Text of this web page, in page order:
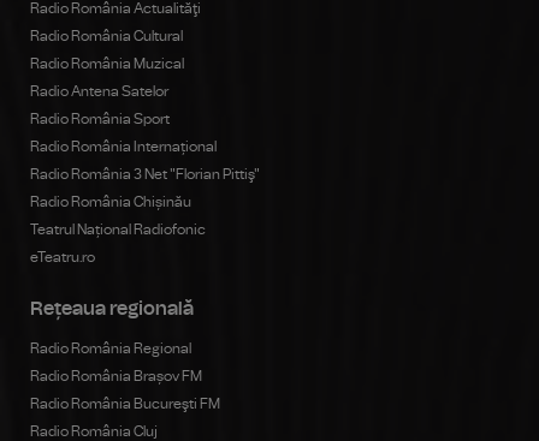
Radio România Actualităţi
Radio România Cultural
Radio România Muzical
Radio Antena Satelor
Radio România Sport
Radio România Internațional
Radio România 3 Net "Florian Pittiş"
Radio România Chișinău
Teatrul Național Radiofonic
eTeatru.ro
Rețeaua regională
Radio România Regional
Radio România Brașov FM
Radio România Bucureşti FM
Radio România Cluj